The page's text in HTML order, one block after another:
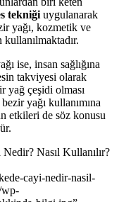
tekniği uygulanarak
yağı, kozmetik ve
ise, insan sağlığına
takviyesi olarak
yağ çeşidi olması
yağı kullanımına
etkileri de söz konusu
Nasıl Kullanılır?
cayi-nedir-nasil-
wp-